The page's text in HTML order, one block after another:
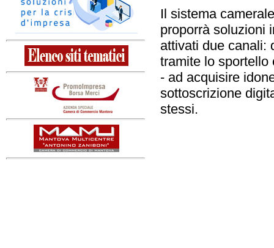
Il sistema
proporrà soluzioni
attivati due canali:
tramite lo sportello
- ad acquisire
sottoscrizione
stessi.